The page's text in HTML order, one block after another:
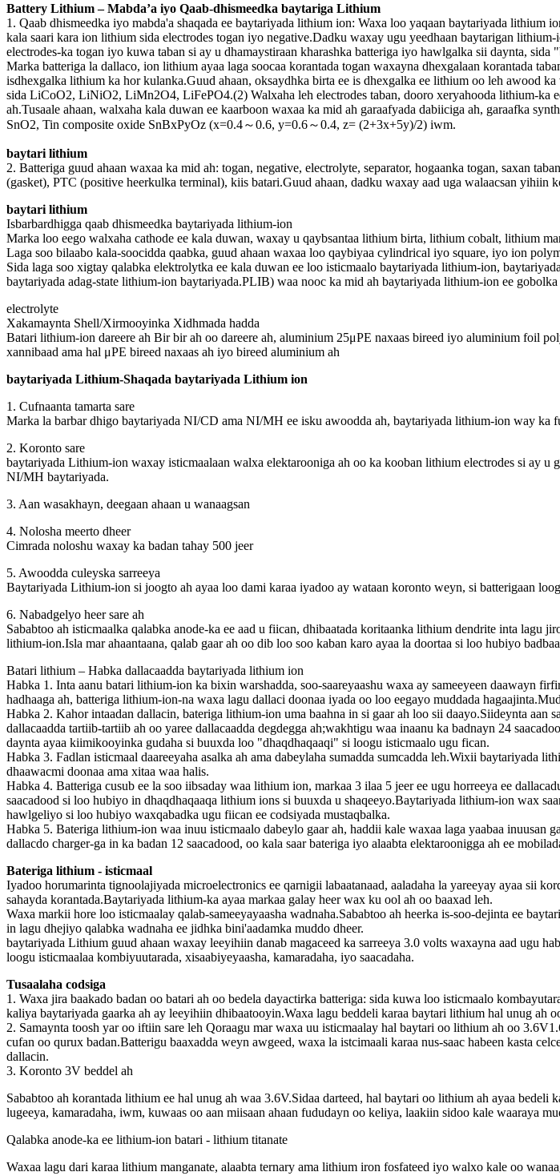
Battery Lithium – Mabda’a iyo Qaab-dhismeedka baytariga Lithium
1. Qaab dhismeedka iyo mabda'a shaqada ee baytariyada lithium ion: Waxa loo yaqaan baytariyada
kala saari kara ion lithium sida electrodes togan iyo negative.Dadku waxay ugu yeedhaan baytarigan
electrodes-ka togan iyo kuwa taban si ay u dhamaystiraan kharashka batteriga iyo hawlgalka sii daynta,
Marka batteriga la dallaco, ion lithium ayaa laga soocaa korantada togan waxayna dhexgalaan korantada
isdhexgalka lithium ka hor kulanka.Guud ahaan, oksaydhka birta ee is dhexgalka ee lithium oo leh awood
sida LiCoO2, LiNiO2, LiMn2O4, LiFePO4.(2) Walxaha leh electrodes taban, dooro xeryahooda lithium-ka
ah.Tusaale ahaan, walxaha kala duwan ee kaarboon waxaa ka mid ah garaafyada dabiiciga ah, garaafka
SnO2, Tin composite oxide SnBxPyOz (x=0.4～0.6, y=0.6～0.4, z= (2+3x+5y)/2) iwm.
baytari lithium
2. Batteriga guud ahaan waxaa ka mid ah: togan, negative, electrolyte, separator, hogaanka togan, saxan
(gasket), PTC (positive heerkulka terminal), kiis batari.Guud ahaan, dadku waxay aad uga walaacsan yihiin
baytari lithium
Isbarbardhigga qaab dhismeedka baytariyada lithium-ion
Marka loo eego walxaha cathode ee kala duwan, waxay u qaybsantaa lithium birta, lithium cobalt, lithium
Laga soo bilaabo kala-soocidda qaabka, guud ahaan waxaa loo qaybiyaa cylindrical iyo square, iyo ion
Sida laga soo xigtay qalabka elektrolytka ee kala duwan ee loo isticmaalo baytariyada lithium-ion,
baytariyada adag-state lithium-ion baytariyada.PLIB) waa nooc ka mid ah baytariyada lithium-ion ee gobolka
electrolyte
Xakamaynta Shell/Xirmooyinka Xidhmada hadda
Batari lithium-ion dareere ah Bir bir ah oo dareere ah, aluminium 25μPE naxaas bireed iyo aluminium foil
xannibaad ama hal μPE bireed naxaas ah iyo bireed aluminium ah
baytariyada Lithium-Shaqada baytariyada Lithium ion
1. Cufnaanta tamarta sare
Marka la barbar dhigo baytariyada NI/CD ama NI/MH ee isku awoodda ah, baytariyada lithium-ion way ka
2. Koronto sare
baytariyada Lithium-ion waxay isticmaalaan walxa elektarooniga ah oo ka kooban lithium electrodes si ay u
NI/MH baytariyada.
3. Aan wasakhayn, deegaan ahaan u wanaagsan
4. Nolosha meerto dheer
Cimrada noloshu waxay ka badan tahay 500 jeer
5. Awoodda culeyska sarreeya
Baytariyada Lithium-ion si joogto ah ayaa loo dami karaa iyadoo ay wataan koronto weyn, si batterigaan
6. Nabadgelyo heer sare ah
Sababtoo ah isticmaalka qalabka anode-ka ee aad u fiican, dhibaatada koritaanka lithium dendrite inta lagu
lithium-ion.Isla mar ahaantaana, qalab gaar ah oo dib loo soo kaban karo ayaa la doortaa si loo hubiyo
Batari lithium – Habka dallacaadda baytariyada lithium ion
Habka 1. Inta aanu batari lithium-ion ka bixin warshadda, soo-saareyaashu waxa ay sameeyeen daawayn
hadhaaga ah, batteriga lithium-ion-na waxa lagu dallaci doonaa iyada oo loo eegayo muddada
Habka 2. Kahor intaadan dallacin, bateriga lithium-ion uma baahna in si gaar ah loo sii daayo.Siideynta
dallacaadda tartiib-tartiib ah oo yaree dallacaadda degdegga ah;wakhtigu waa inaanu ka badnayn 24
daynta ayaa kiimikooyinka gudaha si buuxda loo "dhaqdhaqaaqi" si loogu isticmaalo ugu fican.
Habka 3. Fadlan isticmaal daareeyaha asalka ah ama dabeylaha sumadda sumcadda leh.Wixii baytariyada
dhaawacmi doonaa ama xitaa waa halis.
Habka 4. Batteriga cusub ee la soo iibsaday waa lithium ion, markaa 3 ilaa 5 jeer ee ugu horreeya ee
saacadood si loo hubiyo in dhaqdhaqaaqa lithium ions si buuxda u shaqeeyo.Baytariyada lithium-ion wax
hawlgeliyo si loo hubiyo waxqabadka ugu fiican ee codsiyada mustaqbalka.
Habka 5. Bateriga lithium-ion waa inuu isticmaalo dabeylo gaar ah, haddii kale waxaa laga yaabaa inuusan
dallacdo charger-ga in ka badan 12 saacadood, oo kala saar bateriga iyo alaabta elektaroonigga ah ee
Bateriga lithium - isticmaal
Iyadoo horumarinta tignoolajiyada microelectronics ee qarnigii labaatanaad, aaladaha la yareeyay ayaa sii
sahayda korantada.Baytariyada lithium-ka ayaa markaa galay heer wax ku ool ah oo baaxad leh.
Waxa markii hore loo isticmaalay qalab-sameeyayaasha wadnaha.Sababtoo ah heerka is-soo-dejinta ee
in lagu dhejiyo qalabka wadnaha ee jidhka bini'aadamka muddo dheer.
baytariyada Lithium guud ahaan waxay leeyihiin danab magaceed ka sarreeya 3.0 volts waxayna aad ugu
loogu isticmaalaa kombiyuutarada, xisaabiyeyaasha, kamaradaha, iyo saacadaha.
Tusaalaha codsiga
1. Waxa jira baakado badan oo batari ah oo bedela dayactirka batteriga: sida kuwa loo isticmaalo
kaliya baytariyada gaarka ah ay leeyihiin dhibaatooyin.Waxa lagu beddeli karaa baytari lithium hal unug ah
2. Samaynta toosh yar oo iftiin sare leh Qoraagu mar waxa uu isticmaalay hal baytari oo lithium ah oo
cufan oo qurux badan.Batterigu baaxadda weyn awgeed, waxa la istcimaali karaa nus-saac habeen kasta
dallacin.
3. Koronto 3V beddel ah
Sababtoo ah korantada lithium ee hal unug ah waa 3.6V.Sidaa darteed, hal baytari oo lithium ah ayaa
lugeeya, kamaradaha, iwm, kuwaas oo aan miisaan ahaan fududayn oo keliya, laakiin sidoo kale waaraya
Qalabka anode-ka ee lithium-ion batari - lithium titanate
Waxaa lagu dari karaa lithium manganate, alaabta ternary ama lithium iron fosfateed iyo walxo kale oo